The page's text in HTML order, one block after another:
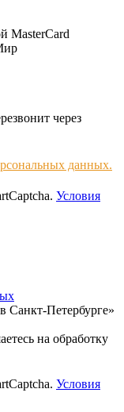
через
данных.
Условия
Санкт-Петербурге»
на обработку
Условия